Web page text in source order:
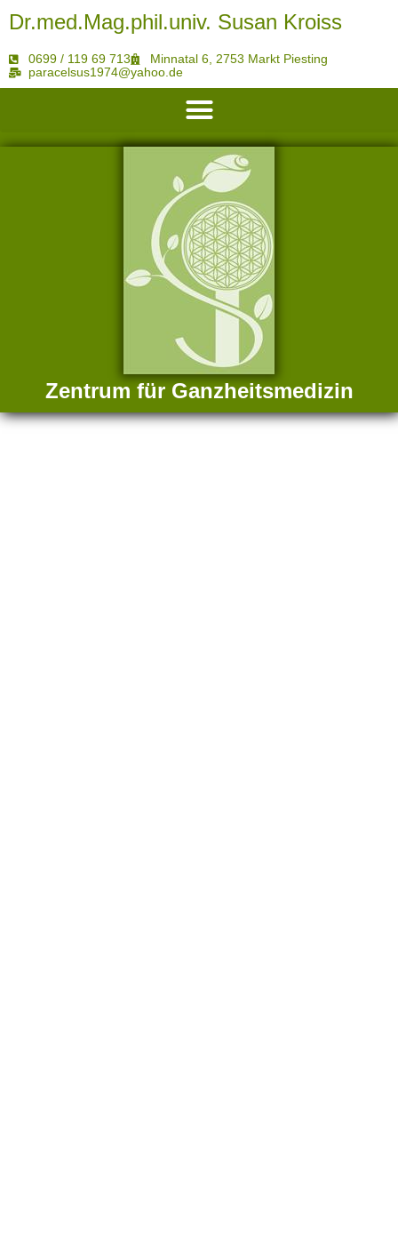
Dr.med.Mag.phil.univ. Susan Kroiss
0699 / 119 69 713
Minnatal 6, 2753 Markt Piesting
paracelsus1974@yahoo.de
Zentrum für Ganzheitsmedizin